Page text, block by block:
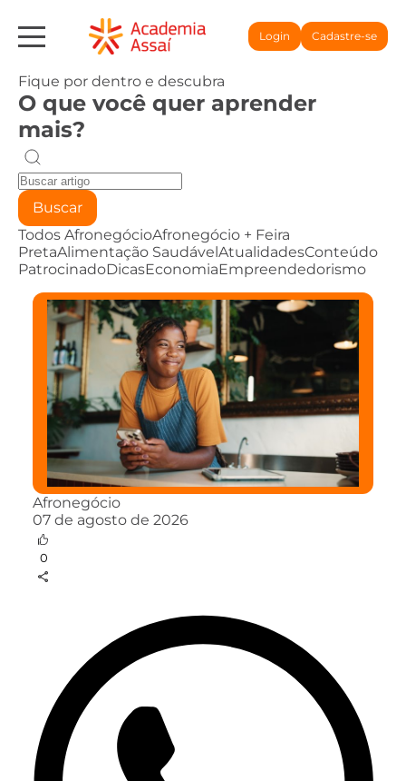
Login Cadastre-se
Fique por dentro e descubra
O que você quer aprender
mais?
Buscar
Todos AfronegócioAfronegócio + Feira
PretaAlimentação SaudávelAtualidadesConteúdo
PatrocinadoDicasEconomiaEmpreendedorismo
Afronegócio
07 de agosto de 2026
0